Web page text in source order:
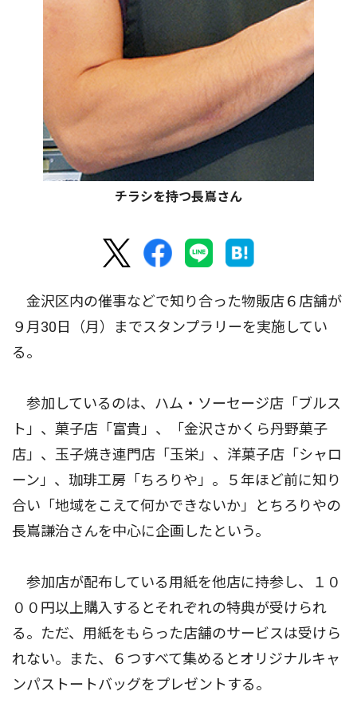
チラシを持つ長嶌さん
金沢区内の催事などで知り合った物販店６店舗が
９月30日（月）までスタンプラリーを実施してい
る。
参加しているのは、ハム・ソーセージ店「ブルス
ト」、菓子店「富貴」、「金沢さかくら丹野菓子
店」、玉子焼き連門店「玉栄」、洋菓子店「シャロ
ーン」、珈琲工房「ちろりや」。５年ほど前に知り
合い「地域をこえて何かできないか」とちろりやの
長嶌謙治さんを中心に企画したという。
参加店が配布している用紙を他店に持参し、１０
００円以上購入するとそれぞれの特典が受けられ
る。ただ、用紙をもらった店舗のサービスは受けら
れない。また、６つすべて集めるとオリジナルキャ
ンパストートバッグをプレゼントする。